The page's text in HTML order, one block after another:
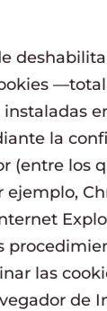
la
(entre los
ejemplo,
las
de